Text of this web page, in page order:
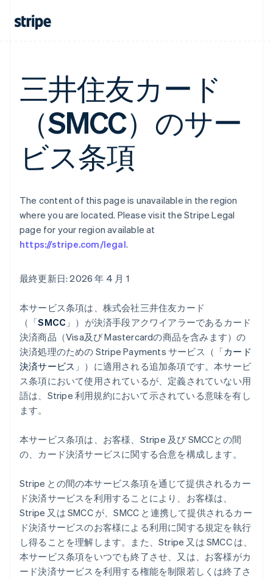
三井住友カード
（SMCC）のサー
ビス条項
The content of this page is unavailable in the region
where you are located. Please visit the Stripe Legal
page for your region available at
https://stripe.com/legal.
最終更新日: 2026 年 4 月 1
本サービス条項は、株式会社三井住友カード
（「SMCC 」）が決済手段アクワイアラーであるカード
決済商品（Visa及び Mastercardの商品を含みます）の
決済処理のための Stripe Payments サービス（「カード
決済サービス 」）に適用される追加条項です。本サービ
ス条項において使用されているが、定義されていない用
語は、Stripe 利用規約において示されている意味を有し
ます。
本サービス条項は、お客様、Stripe 及び SMCCとの間
の、カード決済サービスに関する合意を構成します。
Stripe との間の本サービス条項を通じて提供されるカー
ド決済サービスを利用することにより、お客様は、
Stripe 又は SMCC が、SMCC と連携して提供されるカー
ド決済サービスのお客様による利用に関する規定を執行
し得ることを理解します。また、Stripe 又は SMCC は、
本サービス条項をいつでも終了させ、又は、お客様がカ
ード決済サービスを利用する権能を制限若しくは終了さ